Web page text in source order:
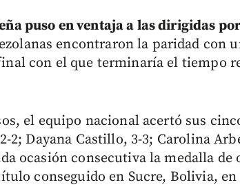
puso en ventaja a las dirigidas
encontraron la paridad con
con el que terminaría el tiempo
el equipo nacional acertó sus
2; Dayana Castillo, 3-3; Carolina
ocasión consecutiva la medalla de
conseguido en Sucre, Bolivia, en